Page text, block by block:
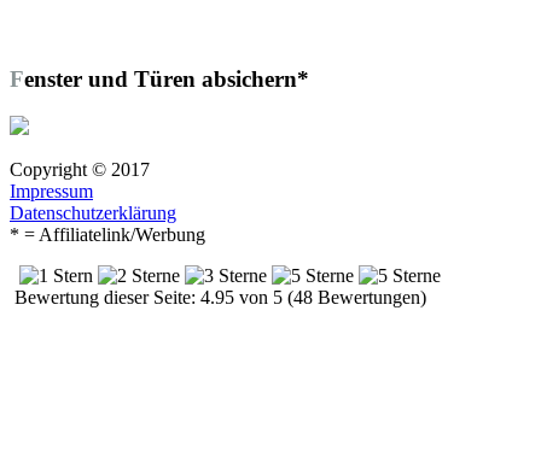
Fenster und Türen absichern*
Copyright © 2017
Impressum
Datenschutzerklärung
* = Affiliatelink/Werbung
Bewertung dieser Seite: 4.95 von 5 (48 Bewertungen)